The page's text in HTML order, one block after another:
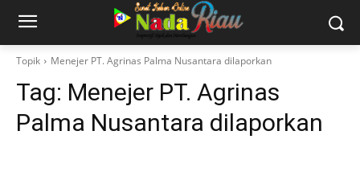
Topik Menejer PT. Agrinas Palma Nusantara dilaporkan
Tag: Menejer PT. Agrinas
Palma Nusantara dilaporkan